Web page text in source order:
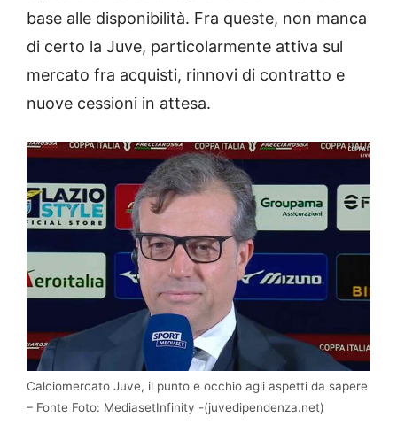
base alle disponibilità. Fra queste, non manca
di certo la Juve, particolarmente attiva sul
mercato fra acquisti, rinnovi di contratto e
nuove cessioni in attesa.
Calciomercato Juve, il punto e occhio agli aspetti da sapere
– Fonte Foto: MediasetInfinity -(juvedipendenza.net)